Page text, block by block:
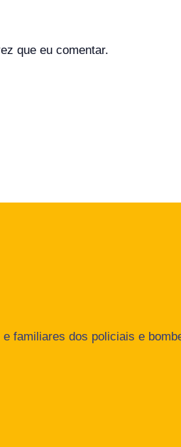
que eu comentar.
familiares dos policiais e